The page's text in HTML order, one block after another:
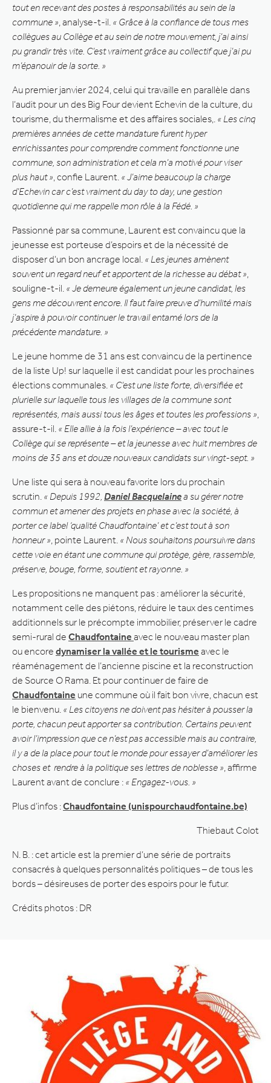
tout en recevant des postes à responsabilités au sein de la
commune » , analyse-t-il. « Grâce à la confiance de tous mes
collègues au Collège et au sein de notre mouvement, j’ai ainsi
pu grandir très vite. C’est vraiment grâce au collectif que j’ai pu
m’épanouir de la sorte. »
Au premier janvier 2024, celui qui travaille en parallèle dans
l’audit pour un des Big Four devient Echevin de la culture, du
tourisme, du thermalisme et des affaires sociales,. « Les cinq
premières années de cette mandature furent hyper
enrichissantes pour comprendre comment fonctionne une
commune, son administration et cela m’a motivé pour viser
plus haut » , confie Laurent. « J’aime beaucoup la charge
d’Echevin car c’est vraiment du day to day, une gestion
quotidienne qui me rappelle mon rôle à la Fédé. »
Passionné par sa commune, Laurent est convaincu que la
jeunesse est porteuse d’espoirs et de la nécessité de
disposer d’un bon ancrage local. « Les jeunes amènent
souvent un regard neuf et apportent de la richesse au débat »
souligne-t-il. « Je demeure également un jeune candidat, les
gens me découvrent encore. Il faut faire preuve d’humilité mais
j’aspire à pouvoir continuer le travail entamé lors de la
précédente mandature. »
Le jeune homme de 31 ans est convaincu de la pertinence
de la liste Up! sur laquelle il est candidat pour les prochaines
élections communales. « C’est une liste forte, diversifiée et
plurielle sur laquelle tous les villages de la commune sont
représentés, mais aussi tous les âges et toutes les professions »
assure-t-il. « Elle allie à la fois l’expérience – avec tout le
Collège qui se représente – et la jeunesse avec huit membres de
moins de 35 ans et douze nouveaux candidats sur vingt-sept. »
Une liste qui sera à nouveau favorite lors du prochain
scrutin. « Depuis 1992, Daniel Bacquelainea su gérer notre
commun et amener des projets en phase avec la société, à
porter ce label ‘qualité Chaudfontaine’ et c’est tout à son
honneur » , pointe Laurent. « Nous souhaitons poursuivre dans
cette voie en étant une commune qui protège, gère, rassemble,
préserve, bouge, forme, soutient et rayonne. »
Les propositions ne manquent pas : améliorer la sécurité,
notamment celle des piétons, réduire le taux des centimes
additionnels sur le précompte immobilier, préserver le cadre
semi-rural de Chaudfontaine avec le nouveau master plan
ou encore dynamiser la vallée et le tourisme avec le
réaménagement de l’ancienne piscine et la reconstruction
de Source O Rama. Et pour continuer de faire de
Chaudfontaine une commune où il fait bon vivre, chacun est
le bienvenu. « Les citoyens ne doivent pas hésiter à pousser la
porte, chacun peut apporter sa contribution. Certains peuvent
avoir l’impression que ce n’est pas accessible mais au contraire,
il y a de la place pour tout le monde pour essayer d’améliorer les
choses et rendre à la politique ses lettres de noblesse » , affirme
Laurent avant de conclure : « Engagez-vous. »
Plus d’infos :Chaudfontaine (unispourchaudfontaine.be)
Thiebaut Colot
N. B. : cet article est la premier d’une série de portraits
consacrés à quelques personnalités politiques – de tous les
bords – désireuses de porter des espoirs pour le futur.
Crédits photos : DR